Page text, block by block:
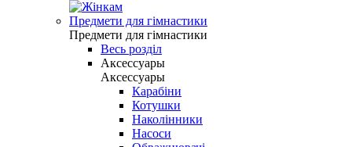
Предмети для гімнастики
Предмети для гімнастики
Весь розділ
Аксессуары
Аксессуары
Карабіни
Котушки
Наколінники
Насоси